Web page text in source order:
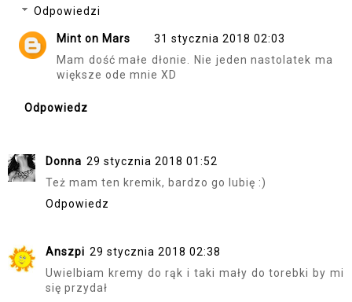
Odpowiedzi
Mint on Mars
31 stycznia 2018 02:03
Mam dość małe dłonie. Nie jeden nastolatek ma
większe ode mnie XD
Odpowiedz
Donna 29 stycznia 2018 01:52
Też mam ten kremik, bardzo go lubię :)
Odpowiedz
Anszpi 29 stycznia 2018 02:38
Uwielbiam kremy do rąk i taki mały do torebki by mi
się przydał